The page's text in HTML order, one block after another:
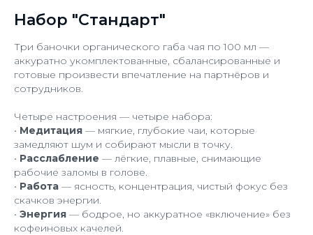
Набор "Стандарт"
Три баночки органического габа чая по 100 мл —
аккуратно укомплектованные, сбалансированные и
готовые произвести впечатление на партнёров и
сотрудников.
Четыре настроения — четыре набора:
• Медитация — мягкие, глубокие чаи, которые
замедляют шум и собирают мысли в точку.
• Расслабление — лёгкие, плавные, снимающие
рабочие заломы в голове.
• Работа — ясность, концентрация, чистый фокус без
скачков энергии.
• Энергия — бодрое, но аккуратное «включение» без
кофеиновых качелей.